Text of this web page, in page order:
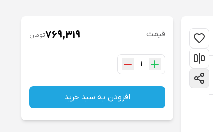
قیمت 769,319تومان
1
افزودن به سبد خرید